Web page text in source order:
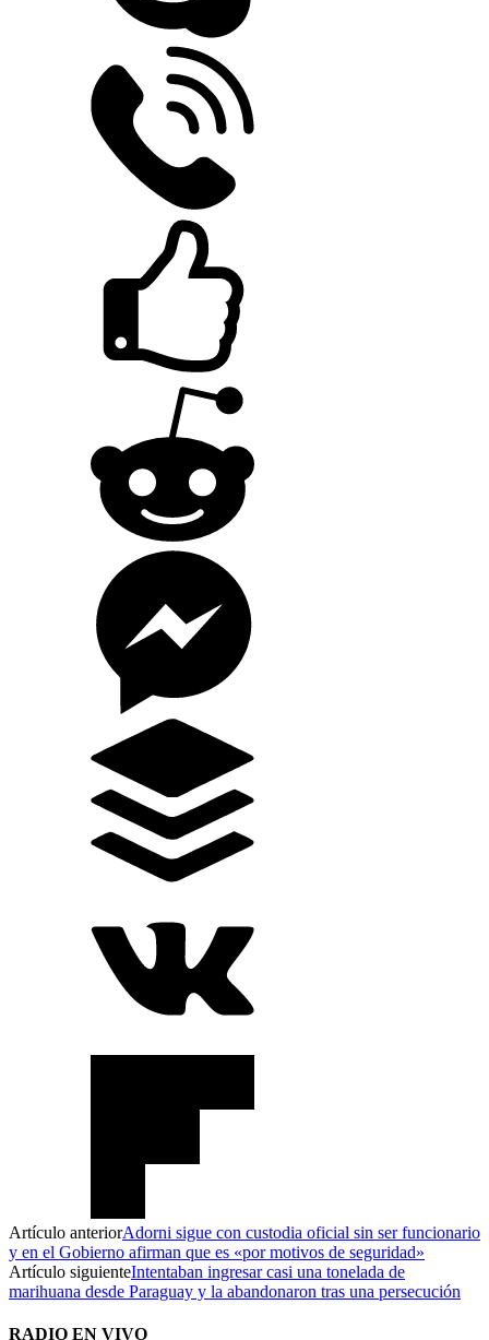
Artículo anteriorAdorni sigue con custodia oficial sin ser funcionario
y en el Gobierno afirman que es «por motivos de seguridad»
Artículo siguienteIntentaban ingresar casi una tonelada de
marihuana desde Paraguay y la abandonaron tras una persecución
RADIO EN VIVO